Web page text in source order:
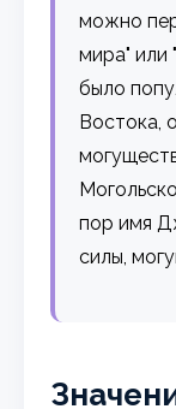
можно
мира" или
было
Востока,
пор имя
силы,